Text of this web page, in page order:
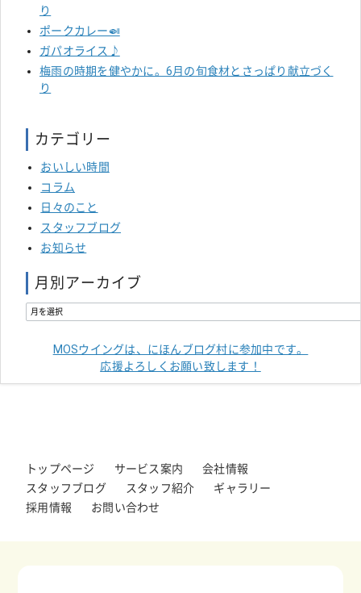
り
ポークカレー🍛
ガパオライス♪
梅雨の時期を健やかに。6月の旬食材とさっぱり献立づく
り
カテゴリー
おいしい時間
コラム
日々のこと
スタッフブログ
お知らせ
月別アーカイブ
MOSウイングは、にほんブログ村に参加中です。
応援よろしくお願い致します！
トップページ サービス案内
会社情報
スタッフブログ
スタッフ紹介
ギャラリー
採用情報
お問い合わせ